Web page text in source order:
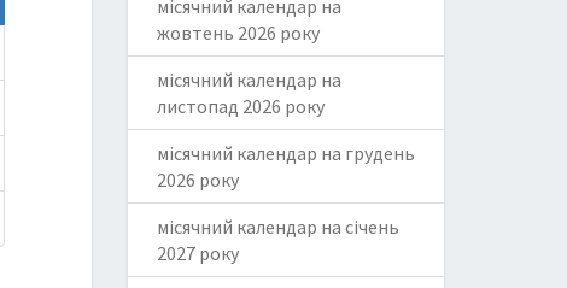
місячний календар на
жовтень 2026 року
місячний календар на
листопад 2026 року
місячний календар на грудень
2026 року
місячний календар на січень
2027 року